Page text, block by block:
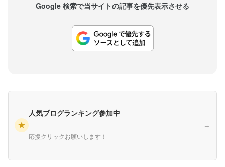
Google 検索で当サイトの記事を優先表示させる
★
人気ブログランキング参加中
応援クリックお願いします！
→